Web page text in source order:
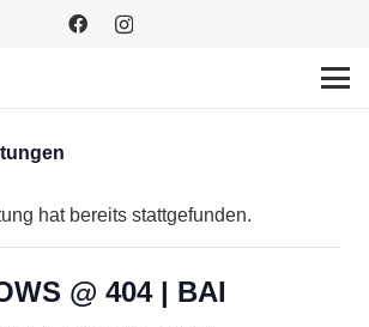
hat bereits stattgefunden.
@ 404 | BAI